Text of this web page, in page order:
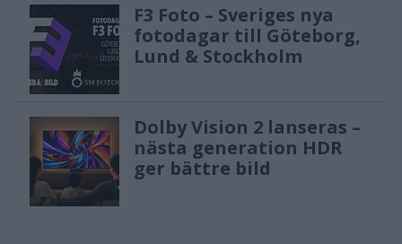
F3 Foto – Sveriges nya
fotodagar till Göteborg,
Lund & Stockholm
Dolby Vision 2 lanseras –
nästa generation HDR
ger bättre bild